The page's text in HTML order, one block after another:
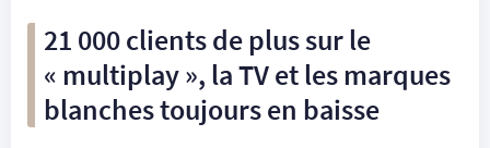
21 000 clients de plus sur le
« multiplay », la TV et les marques
blanches toujours en baisse